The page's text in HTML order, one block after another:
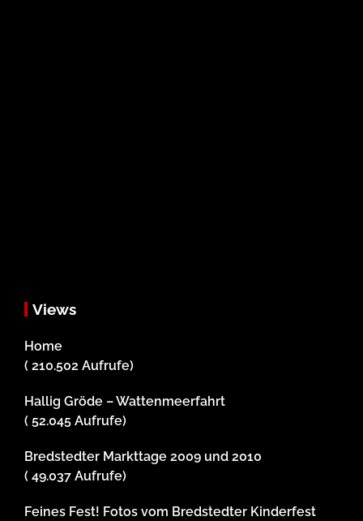
Views
Home
( 210.502 Aufrufe)
Hallig Gröde – Wattenmeerfahrt
( 52.045 Aufrufe)
Bredstedter Markttage 2009 und 2010
( 49.037 Aufrufe)
Feines Fest! Fotos vom Bredstedter Kinderfest